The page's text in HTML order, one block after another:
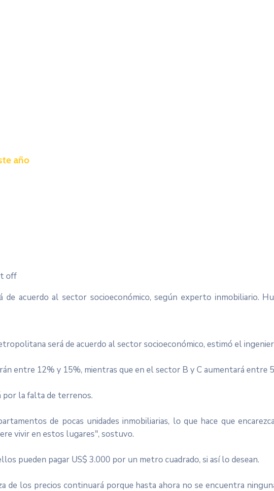
año
off
acuerdo al sector socioeconómico, según experto inmobiliario.
será de acuerdo al sector socioeconómico, estimó el
entre 12% y 15%, mientras que en el sector B y C aumentará entre
por la falta de terrenos.
de pocas unidades inmobiliarias, lo que hace que
vivir en estos lugares", sostuvo.
pueden pagar US$ 3.000 por un metro cuadrado, si así lo desean.
de los precios continuará porque hasta ahora no se encuentra